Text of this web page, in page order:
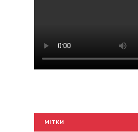
МІТКИ